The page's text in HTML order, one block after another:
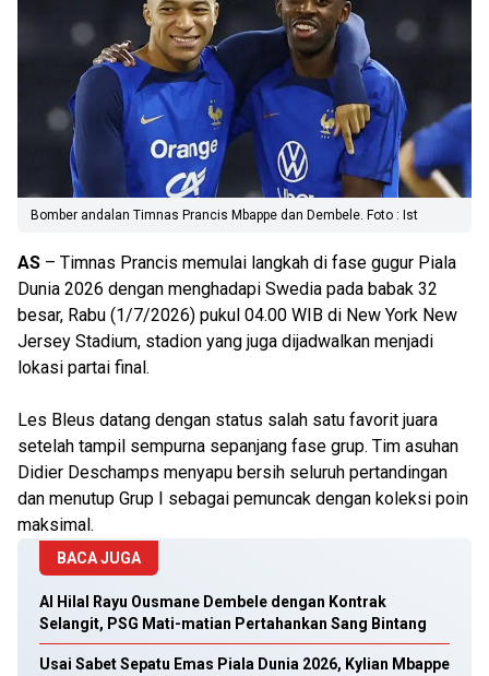
Bomber andalan Timnas Prancis Mbappe dan Dembele. Foto : Ist
AS – Timnas Prancis memulai langkah di fase gugur Piala
Dunia 2026 dengan menghadapi Swedia pada babak 32
besar, Rabu (1/7/2026) pukul 04.00 WIB di New York New
Jersey Stadium, stadion yang juga dijadwalkan menjadi
lokasi partai final.
Les Bleus datang dengan status salah satu favorit juara
setelah tampil sempurna sepanjang fase grup. Tim asuhan
Didier Deschamps menyapu bersih seluruh pertandingan
dan menutup Grup I sebagai pemuncak dengan koleksi poin
maksimal.
BACA JUGA
Al Hilal Rayu Ousmane Dembele dengan Kontrak
Selangit, PSG Mati-matian Pertahankan Sang Bintang
Usai Sabet Sepatu Emas Piala Dunia 2026, Kylian Mbappe